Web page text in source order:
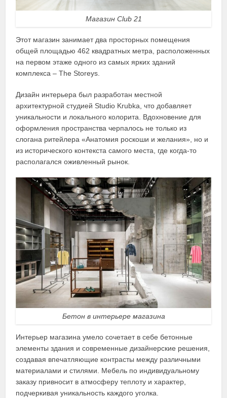
Магазин Club 21
Этот магазин занимает два просторных помещения
общей площадью 462 квадратных метра, расположенных
на первом этаже одного из самых ярких зданий
комплекса – The Storeys.
Дизайн интерьера был разработан местной
архитектурной студией Studio Krubka, что добавляет
уникальности и локального колорита. Вдохновение для
оформления пространства черпалось не только из
слогана ритейлера «Анатомия роскоши и желания», но и
из исторического контекста самого места, где когда-то
располагался оживленный рынок.
Бетон в интерьере магазина
Интерьер магазина умело сочетает в себе бетонные
элементы здания и современные дизайнерские решения,
создавая впечатляющие контрасты между различными
материалами и стилями. Мебель по индивидуальному
заказу привносит в атмосферу теплоту и характер,
подчеркивая уникальность каждого уголка.